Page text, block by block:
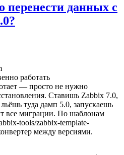
перенести данных с
работать
— просто не нужно
Ставишь Zabbix 7.0,
туда дамп 5.0, запускаешь
все миграции. По шаблонам
tools/zabbix-template-
между версиями.